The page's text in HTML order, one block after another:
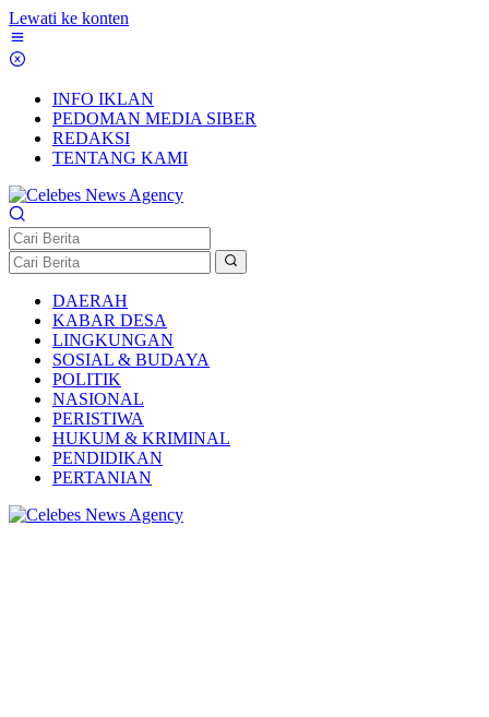
Lewati ke konten
INFO IKLAN
PEDOMAN MEDIA SIBER
REDAKSI
TENTANG KAMI
DAERAH
KABAR DESA
LINGKUNGAN
SOSIAL & BUDAYA
POLITIK
NASIONAL
PERISTIWA
HUKUM & KRIMINAL
PENDIDIKAN
PERTANIAN